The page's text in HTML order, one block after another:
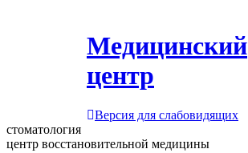
Медицинский
центр
Версия для слабовидящих
стоматология
центр восстановительной медицины